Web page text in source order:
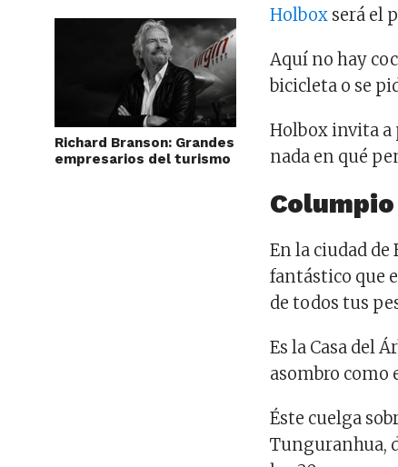
Richard Branson: Grandes
empresarios del turismo
Holbox será el
Aquí no hay
bicicleta o se
Holbox invita a
nada en qué
En la ciudad de
fantástico que
de todos tus
Es la Casa del
asombro como
Éste cuelga
Tunguranhua,